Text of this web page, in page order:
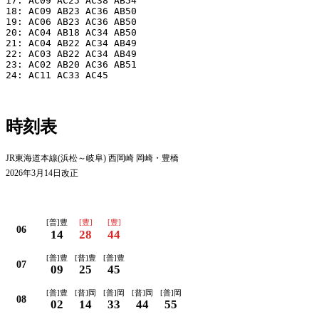
18: AC09 AB23 AC36 AB50
19: AC06 AB23 AC36 AB50
20: AC04 AB18 AC34 AB50
21: AC04 AB22 AC34 AB49
22: AC03 AB22 AC34 AB49
23: AC02 AB20 AC36 AB51
24: AC11 AC33 AC45
時刻表
JR東海道本線(浜松～岐阜) 西岡崎 岡崎・豊橋
2026年3月14日改正
06
[普]豊
14
[豊]
28
[豊]
44
07
[普]豊
09
[普]豊
25
[普]豊
45
08
[普]豊
02
[普]岡
14
[普]岡
33
[普]岡
44
[普]岡
55